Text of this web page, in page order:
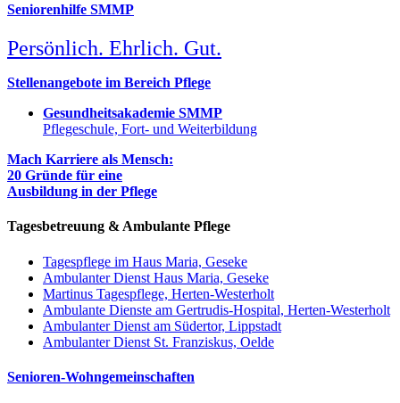
Seniorenhilfe SMMP
Persönlich. Ehrlich. Gut.
Stellenangebote im Bereich Pflege
Gesundheitsakademie SMMP
Pflegeschule, Fort- und Weiterbildung
Mach Karriere als Mensch:
20 Gründe für eine
Ausbildung in der Pflege
Tagesbetreuung & Ambulante Pflege
Tagespflege im Haus Maria, Geseke
Ambulanter Dienst Haus Maria, Geseke
Martinus Tagespflege, Herten-Westerholt
Ambulante Dienste am Gertrudis-Hospital, Herten-Westerholt
Ambulanter Dienst am Südertor, Lippstadt
Ambulanter Dienst St. Franziskus, Oelde
Senioren-Wohngemeinschaften